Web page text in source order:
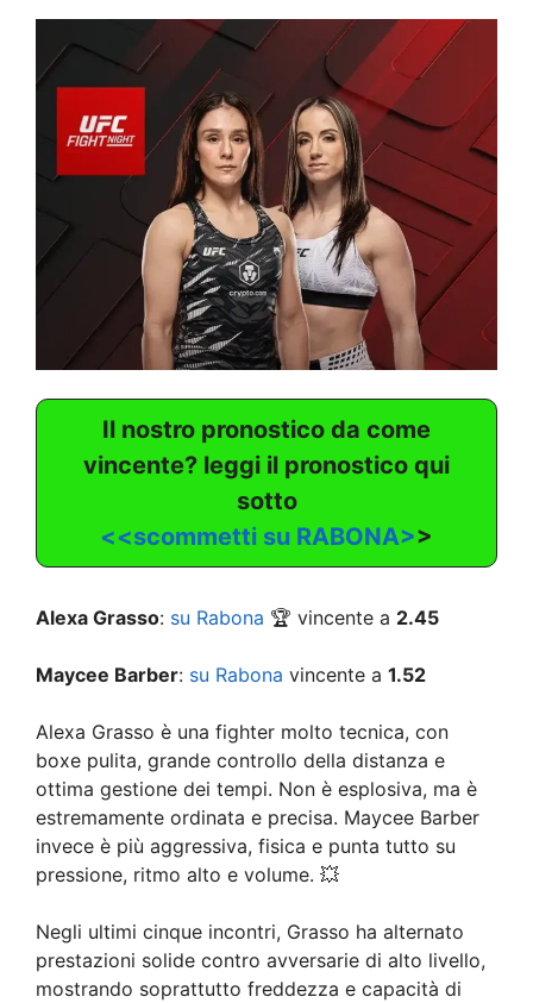
Il nostro pronostico da come
vincente? leggi il pronostico qui
sotto
<<scommetti su RABONA>>
Alexa Grasso: su Rabona 🏆 vincente a 2.45
Maycee Barber: su Rabona vincente a 1.52
Alexa Grasso è una fighter molto tecnica, con
boxe pulita, grande controllo della distanza e
ottima gestione dei tempi. Non è esplosiva, ma è
estremamente ordinata e precisa. Maycee Barber
invece è più aggressiva, fisica e punta tutto su
pressione, ritmo alto e volume. 💥
Negli ultimi cinque incontri, Grasso ha alternato
prestazioni solide contro avversarie di alto livello,
mostrando soprattutto freddezza e capacità di